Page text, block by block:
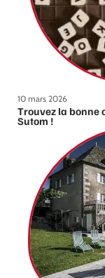
10 mars 2026
Trouvez la bonne
Sutom !